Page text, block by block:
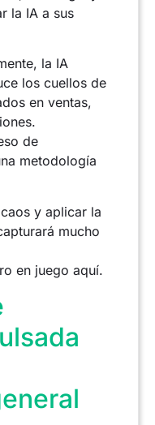
la IA a sus
la IA
los cuellos de
en ventas,
de
metodología
y aplicar la
mucho
en juego aquí.